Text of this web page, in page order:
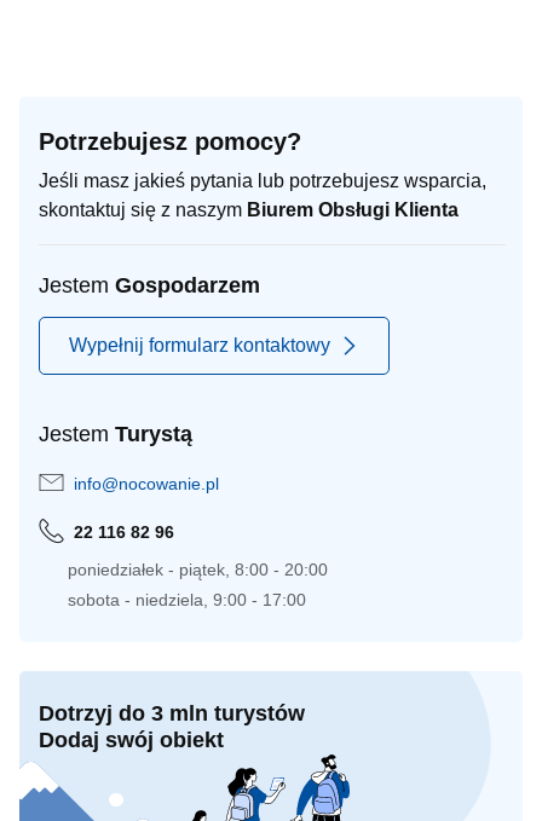
Potrzebujesz pomocy?
Jeśli masz jakieś pytania lub potrzebujesz wsparcia,
skontaktuj się z naszym Biurem Obsługi Klienta
Jestem Gospodarzem
Wypełnij formularz kontaktowy
Jestem Turystą
info@nocowanie.pl
22 116 82 96
poniedziałek - piątek, 8:00 - 20:00
sobota - niedziela, 9:00 - 17:00
Dotrzyj do 3 mln turystów
Dodaj swój obiekt